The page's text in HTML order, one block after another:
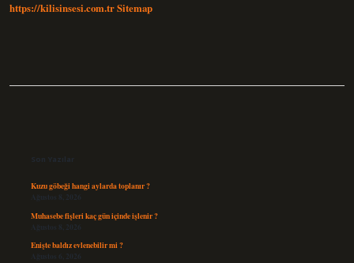
https://kilisinsesi.com.trSitemap
Son Yazılar
Kuzu göbeği hangi aylarda toplanır ?
Ağustos 8, 2026
Muhasebe fişleri kaç gün içinde işlenir ?
Ağustos 8, 2026
Enişte baldız evlenebilir mi ?
Ağustos 6, 2026